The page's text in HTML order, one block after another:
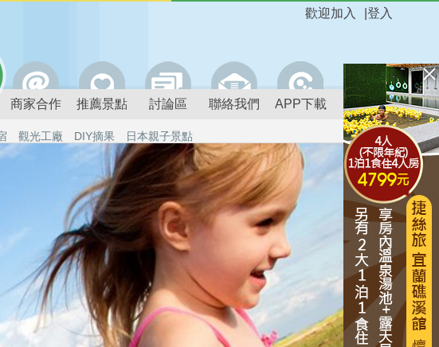
登入
歡迎加入
商家合作 推薦景點 討論區 聯絡我們 APP下載
觀光工廠 DIY摘果 日本親子景點